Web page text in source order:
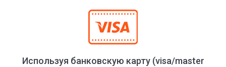
Используя банковскую карту (visa/master